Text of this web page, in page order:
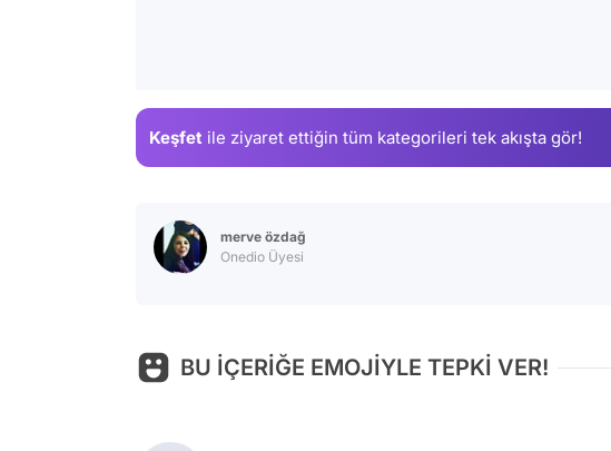
Keşfet ile ziyaret ettiğin tüm kategorileri tek akışta gör!
merve özdağ
Onedio Üyesi
BU İÇERİĞE EMOJİYLE TEPKİ VER!